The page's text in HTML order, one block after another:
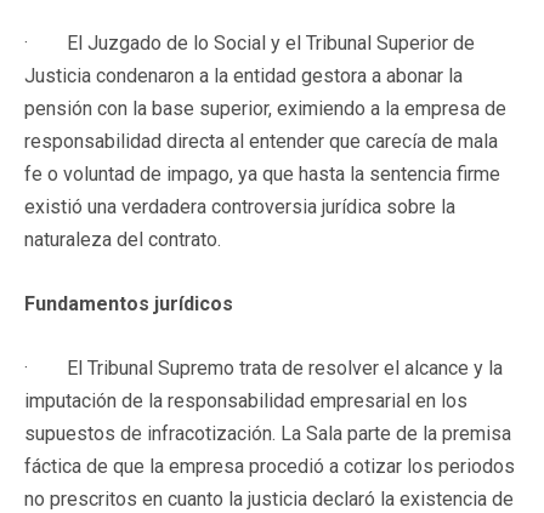
· El Juzgado de lo Social y el Tribunal Superior de
Justicia condenaron a la entidad gestora a abonar la
pensión con la base superior, eximiendo a la empresa de
responsabilidad directa al entender que carecía de mala
fe o voluntad de impago, ya que hasta la sentencia firme
existió una verdadera controversia jurídica sobre la
naturaleza del contrato.
Fundamentos jurídicos
· El Tribunal Supremo trata de resolver el alcance y la
imputación de la responsabilidad empresarial en los
supuestos de infracotización. La Sala parte de la premisa
fáctica de que la empresa procedió a cotizar los periodos
no prescritos en cuanto la justicia declaró la existencia de